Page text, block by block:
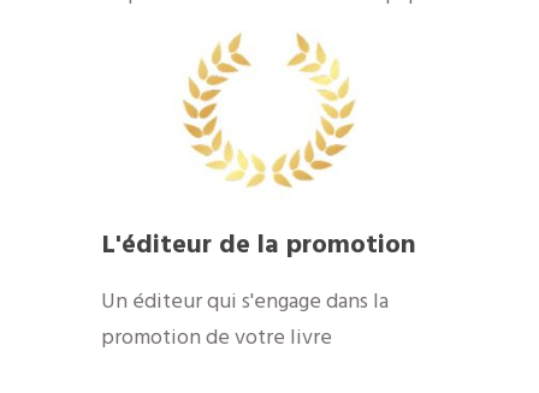
L'éditeur de la promotion
Un éditeur qui s'engage dans la
promotion de votre livre